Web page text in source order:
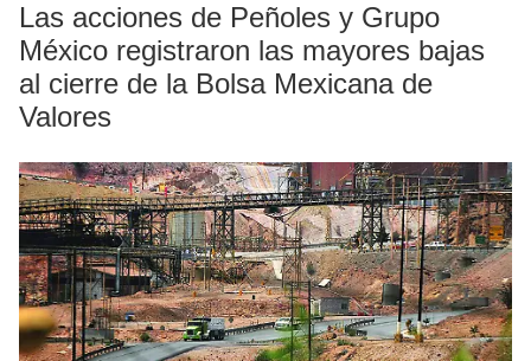
Las acciones de Peñoles y Grupo
México registraron las mayores bajas
al cierre de la Bolsa Mexicana de
Valores